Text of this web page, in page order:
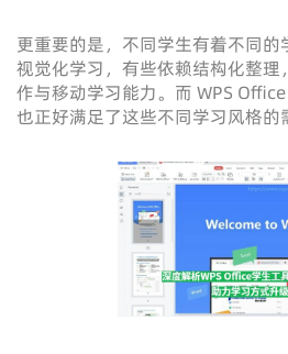
更重要的是，不同学生有着不同
视觉化学习，有些依赖结构化整
作与移动学习能力。而 WPS Office
也正好满足了这些不同学习风格的